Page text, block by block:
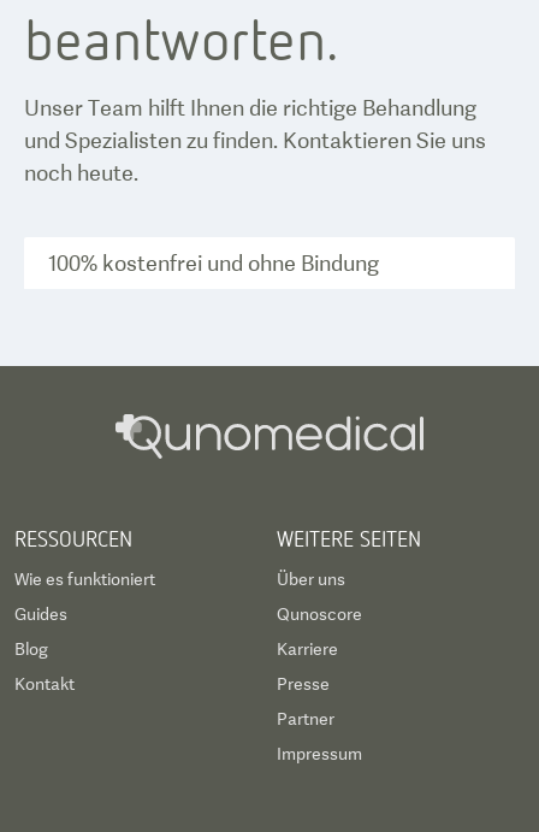
100% kostenfrei und ohne Bindung
beantworten.
Unser Team hilft Ihnen die richtige Behandlung
und Spezialisten zu finden. Kontaktieren Sie uns
noch heute.
RESSOURCEN
Wie es funktioniert
Guides
Blog
Kontakt
WEITERE SEITEN
Über uns
Qunoscore
Karriere
Presse
Partner
Impressum